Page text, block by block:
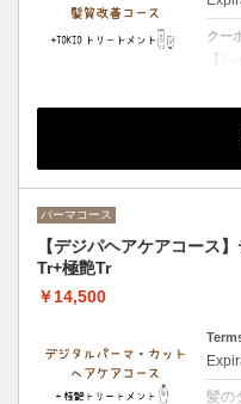
クー
【
る
部を
パーマコース
【デジパヘアケアコース
Tr+極艶Tr
￥14,500
髪の